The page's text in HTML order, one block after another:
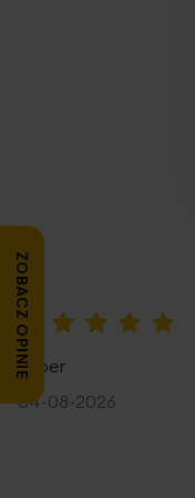
100%
Super
04-08-2026
ZOBACZ OPINIE